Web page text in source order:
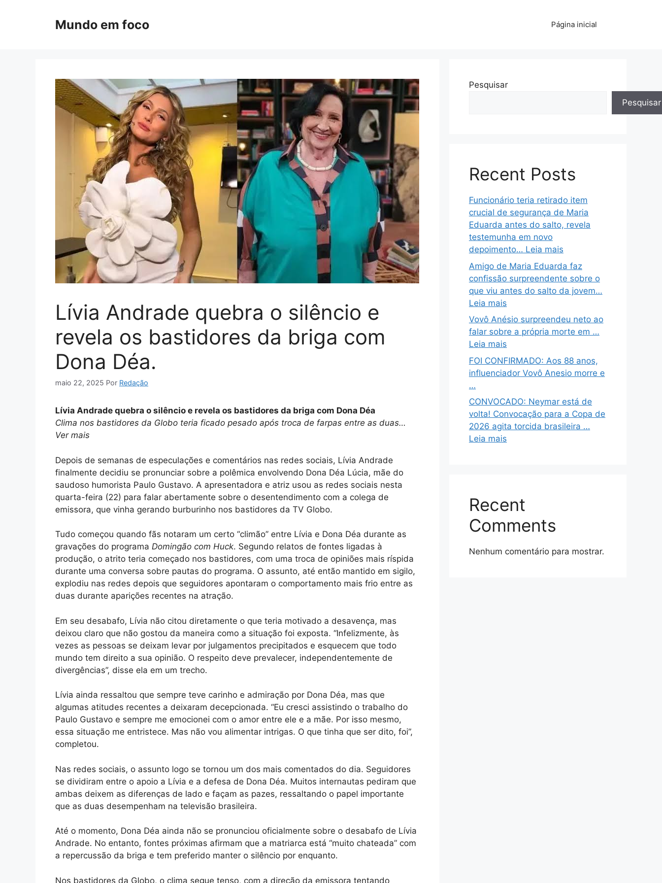
Mundo em foco Página inicial
Lívia Andrade quebra o silêncio e
revela os bastidores da briga com
Dona Déa.
maio 22, 2025 Por Redação
Lívia Andrade quebra o silêncio e revela os bastidores da briga com Dona Déa
Clima nos bastidores da Globo teria ficado pesado após troca de farpas entre as duas…
Ver mais
Depois de semanas de especulações e comentários nas redes sociais, Lívia Andrade
finalmente decidiu se pronunciar sobre a polêmica envolvendo Dona Déa Lúcia, mãe do
saudoso humorista Paulo Gustavo. A apresentadora e atriz usou as redes sociais nesta
quarta-feira (22) para falar abertamente sobre o desentendimento com a colega de
emissora, que vinha gerando burburinho nos bastidores da TV Globo.
Tudo começou quando fãs notaram um certo “climão” entre Lívia e Dona Déa durante as
gravações do programa Domingão com Huck. Segundo relatos de fontes ligadas à
produção, o atrito teria começado nos bastidores, com uma troca de opiniões mais ríspida
durante uma conversa sobre pautas do programa. O assunto, até então mantido em sigilo,
explodiu nas redes depois que seguidores apontaram o comportamento mais frio entre as
duas durante aparições recentes na atração.
Em seu desabafo, Lívia não citou diretamente o que teria motivado a desavença, mas
deixou claro que não gostou da maneira como a situação foi exposta. “Infelizmente, às
vezes as pessoas se deixam levar por julgamentos precipitados e esquecem que todo
mundo tem direito a sua opinião. O respeito deve prevalecer, independentemente de
divergências”, disse ela em um trecho.
Lívia ainda ressaltou que sempre teve carinho e admiração por Dona Déa, mas que
algumas atitudes recentes a deixaram decepcionada. “Eu cresci assistindo o trabalho do
Paulo Gustavo e sempre me emocionei com o amor entre ele e a mãe. Por isso mesmo,
essa situação me entristece. Mas não vou alimentar intrigas. O que tinha que ser dito, foi”,
completou.
Nas redes sociais, o assunto logo se tornou um dos mais comentados do dia. Seguidores
se dividiram entre o apoio a Lívia e a defesa de Dona Déa. Muitos internautas pediram que
ambas deixem as diferenças de lado e façam as pazes, ressaltando o papel importante
que as duas desempenham na televisão brasileira.
Até o momento, Dona Déa ainda não se pronunciou oficialmente sobre o desabafo de Lívia
Andrade. No entanto, fontes próximas afirmam que a matriarca está “muito chateada” com
a repercussão da briga e tem preferido manter o silêncio por enquanto.
Nos bastidores da Globo, o clima segue tenso, com a direção da emissora tentando
Pesquisar
Pesquisar
Recent Posts
Funcionário teria retirado item
crucial de segurança de Maria
Eduarda antes do salto, revela
testemunha em novo
depoimento… Leia mais
Amigo de Maria Eduarda faz
confissão surpreendente sobre o
que viu antes do salto da jovem…
Leia mais
Vovô Anésio surpreendeu neto ao
falar sobre a própria morte em …
Leia mais
FOI CONFIRMADO: Aos 88 anos,
influenciador Vovô Anesio morre e
…
CONVOCADO: Neymar está de
volta! Convocação para a Copa de
2026 agita torcida brasileira …
Leia mais
Recent
Comments
Nenhum comentário para mostrar.